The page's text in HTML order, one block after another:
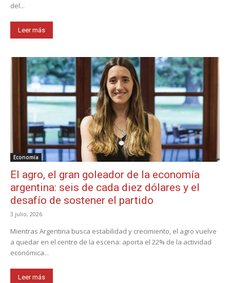
del...
Leer más
Economía
El agro, el gran goleador de la economía
argentina: seis de cada diez dólares y el
desafío de sostener el partido
3 julio, 2026
Mientras Argentina busca estabilidad y crecimiento, el agro vuelve
a quedar en el centro de la escena: aporta el 22% de la actividad
económica...
Leer más